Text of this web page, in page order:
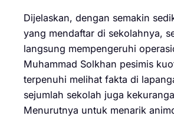
Dijelaskan, dengan semakin
yang mendaftar di sekolahnya,
langsung mempengeruhi
Muhammad Solkhan pesimis
terpenuhi melihat fakta di
sejumlah sekolah juga
Menurutnya untuk menarik